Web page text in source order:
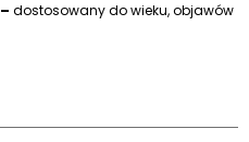
dostosowany do wieku, objawów